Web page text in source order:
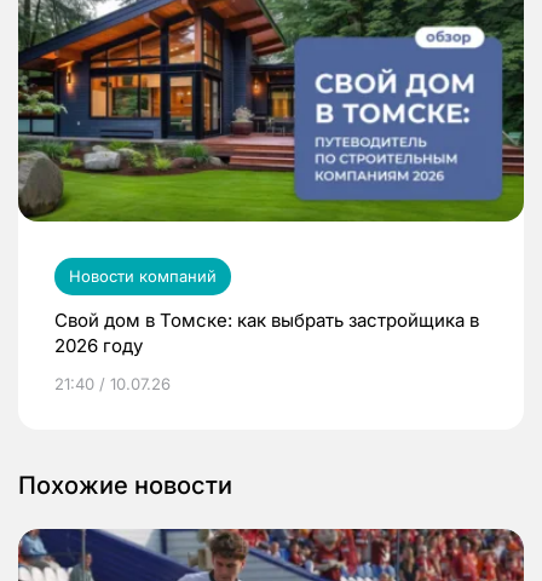
Новости компаний
Свой дом в Томске: как выбрать застройщика в
2026 году
21:40 / 10.07.26
Похожие новости